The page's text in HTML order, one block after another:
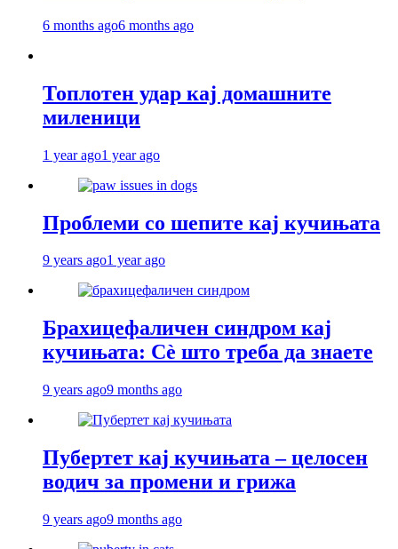
6 months ago6 months ago
Топлотен удар кај домашните
миленици
1 year ago1 year ago
Проблеми со шепите кај кучињата
9 years ago1 year ago
Брахицефаличен синдром кај
кучињата: Сè што треба да знаете
9 years ago9 months ago
Пубертет кај кучињата – целосен
водич за промени и грижа
9 years ago9 months ago